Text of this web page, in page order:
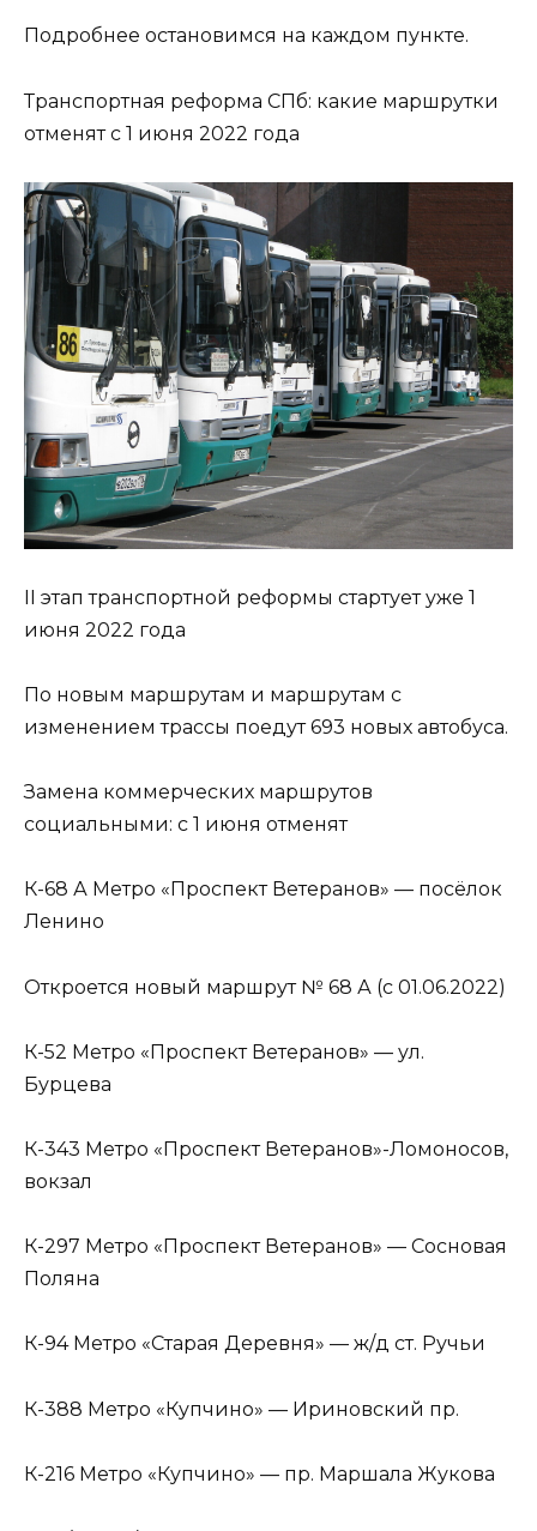
Подробнее остановимся на каждом пункте.
Транспортная реформа СПб: какие маршрутки
отменят с 1 июня 2022 года
II этап транспортной реформы стартует уже 1
июня 2022 года
По новым маршрутам и маршрутам с
изменением трассы поедут 693 новых автобуса.
Замена коммерческих маршрутов
социальными: с 1 июня отменят
К-68 А Метро «Проспект Ветеранов» — посёлок
Ленино
Откроется новый маршрут № 68 А (с 01.06.2022)
К-52 Метро «Проспект Ветеранов» — ул.
Бурцева
К-343 Метро «Проспект Ветеранов»-Ломоносов,
вокзал
К-297 Метро «Проспект Ветеранов» — Сосновая
Поляна
К-94 Метро «Старая Деревня» — ж/д ст. Ручьи
К-388 Метро «Купчино» — Ириновский пр.
К-216 Метро «Купчино» — пр. Маршала Жукова